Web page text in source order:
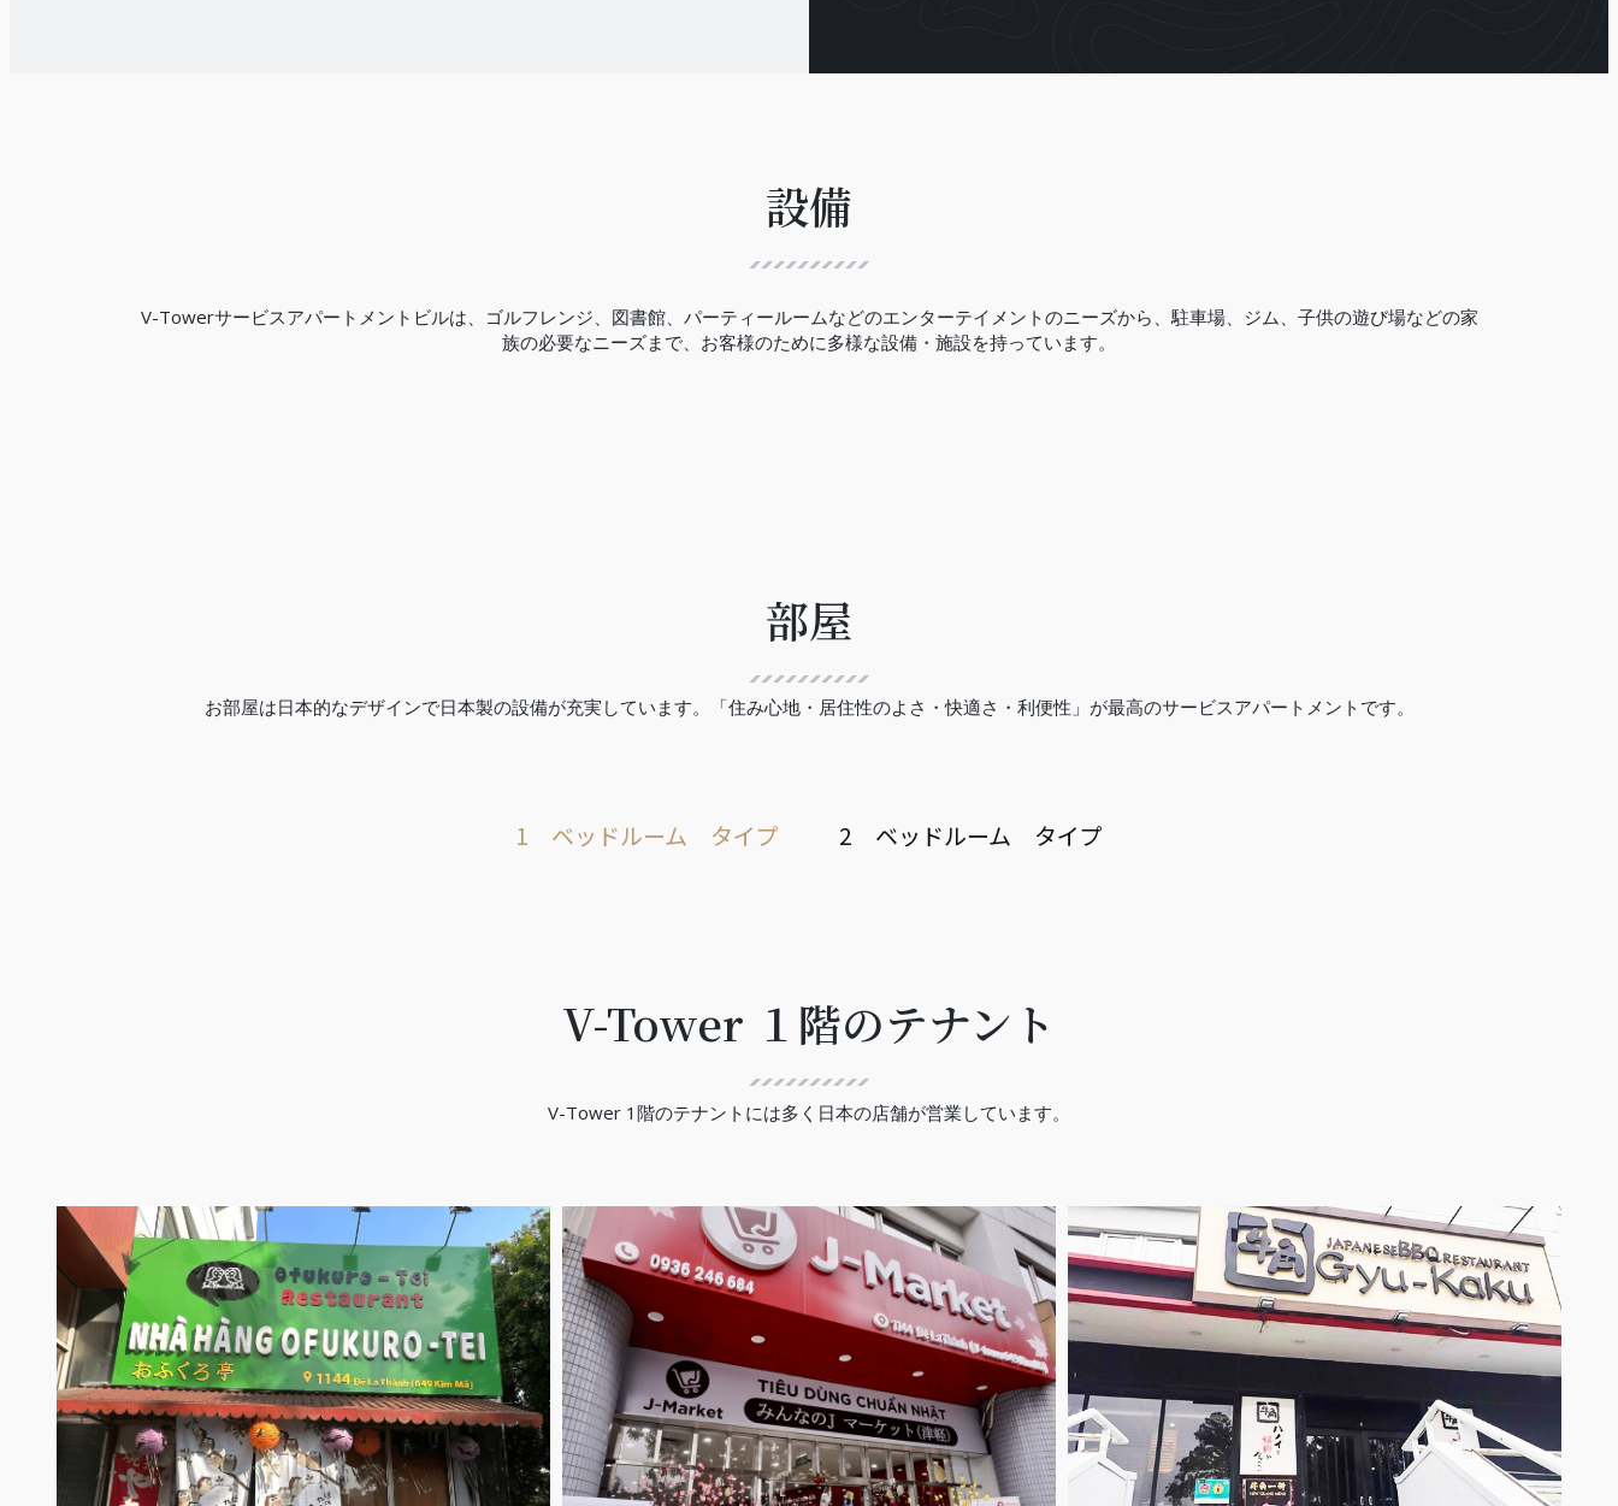
設備
V-Towerサービスアパートメントビルは、ゴルフレンジ、図書館、パーティールームなどのエンターテイメントのニーズから、駐車場、ジム、子供の遊び場などの家
族の必要なニーズまで、お客様のために多様な設備・施設を持っています。
部屋
お部屋は日本的なデザインで日本製の設備が充実しています。「住み心地・居住性のよさ・快適さ・利便性」が最高のサービスアパートメントです。
1 ベッドルーム タイプ 2 ベッドルーム タイプ
V-Tower １階のテナント
V-Tower 1階のテナントには多く日本の店舗が営業しています。